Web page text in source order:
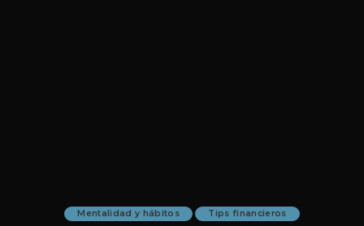
Mentalidad y hábitos Tips financieros